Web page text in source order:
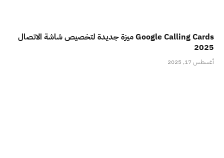
Google Calling Cards ميزة جديدة لتخصيص شاشة الاتصال
2025
أغسطس 17, 2025